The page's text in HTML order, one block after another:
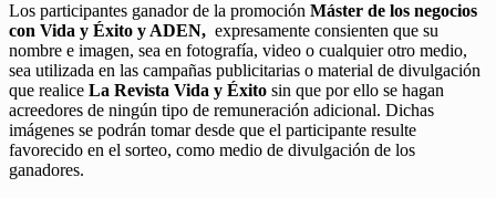
Los participantes ganador de la promoción Máster de los negocios
con Vida y Éxito y ADEN, expresamente consienten que su
nombre e imagen, sea en fotografía, video o cualquier otro medio,
sea utilizada en las campañas publicitarias o material de divulgación
que realice La Revista Vida y Éxito sin que por ello se hagan
acreedores de ningún tipo de remuneración adicional. Dichas
imágenes se podrán tomar desde que el participante resulte
favorecido en el sorteo, como medio de divulgación de los
ganadores.